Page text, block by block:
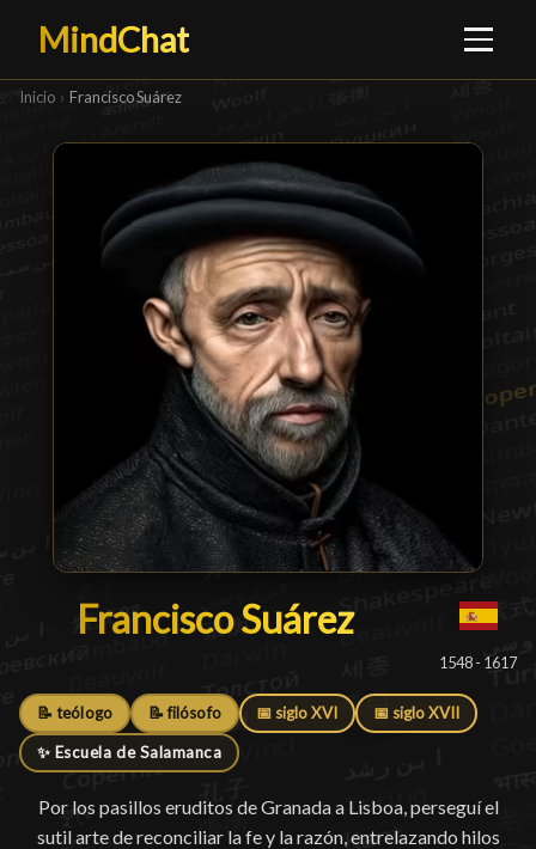
MindChat
Inicio › Francisco Suárez
Francisco Suárez
Francisco Suárez█
1548 - 1617
📝 teólogo 📝 filósofo 📅 siglo XVI 📅 siglo XVII
✨ Escuela de Salamanca
Por los pasillos eruditos de Granada a Lisboa, perseguí el
sutil arte de reconciliar la fe y la razón, entrelazando hilos